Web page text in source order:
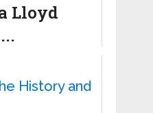
Lloyd